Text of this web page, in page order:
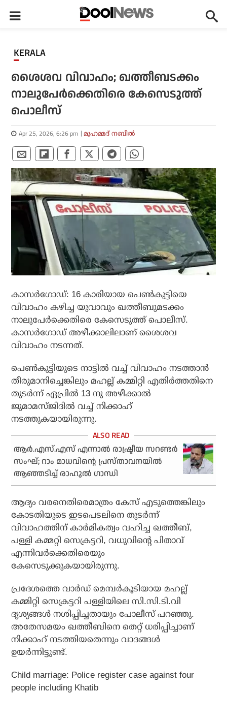
KERALA
ശൈശവ വിവാഹം; ഖത്തീബടക്കം
നാലുപേർക്കെതിരെ കേസെടുത്ത്
പൊലീസ്
Apr 25, 2026, 6:26 pm മുഹമ്മദ് നബീല്‍
കാസർഗോഡ്: 16 കാരിയായ പെൺകുട്ടിയെ
വിവാഹം കഴിച്ച യുവാവും ഖത്തീബുമടക്കം
നാലുപേർക്കെതിരെ കേസെടുത്ത് പൊലീസ്.
കാസർഗോഡ് അഴീക്കാലിലാണ് ശൈശവ
വിവാഹം നടന്നത്.
പെൺകുട്ടിയുടെ നാട്ടിൽ വച്ച് വിവാഹം നടത്താൻ
തീരുമാനിച്ചെങ്കിലും മഹല്ല് കമ്മിറ്റി എതിർത്തതിനെ
തുടർന്ന് ഏപ്രിൽ 13 നു അഴീക്കാൽ
ജുമാമസ്ജിദിൽ വച്ച് നിക്കാഹ്
നടത്തുകയായിരുന്നു.
ആർ.എസ്.എസ് എന്നാൽ രാഷ്ട്രീയ സറണ്ടർ
സംഘ്; റാം മാധവിന്റെ പ്രസ്താവനയിൽ
ആഞ്ഞടിച്ച് രാഹുൽ ഗാന്ധി
ആദ്യം വരനെതിരെമാത്രം കേസ് എടുത്തെങ്കിലും
കോടതിയുടെ ഇടപെടലിനെ തുടർന്ന്
വിവാഹത്തിന് കാർമികത്വം വഹിച്ച ഖത്തീബ്,
പള്ളി കമ്മറ്റി സെക്രട്ടറി, വധുവിന്റെ പിതാവ്
എന്നിവർക്കെതിരെയും
കേസെടുക്കുകയായിരുന്നു.
പ്രദേശത്തെ വാർഡ് മെമ്പർകൂടിയായ മഹല്ല്
കമ്മിറ്റി സെക്രട്ടറി പള്ളിയിലെ സി.സി.ടി.വി
ദൃശ്യങ്ങൾ നശിപ്പിച്ചതായും പോലീസ് പറഞ്ഞു.
അതേസമയം ഖത്തീബിനെ തെറ്റ് ധരിപ്പിച്ചാണ്
നിക്കാഹ് നടത്തിയതെന്നും വാദങ്ങൾ
ഉയർന്നിട്ടുണ്ട്.
Child marriage: Police register case against four
people including Khatib